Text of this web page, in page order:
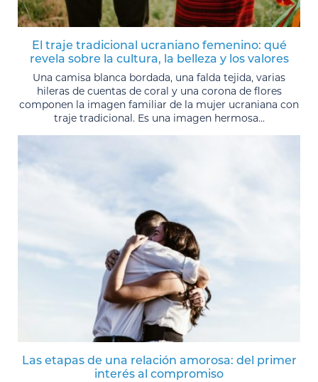
El traje tradicional ucraniano femenino: qué
revela sobre la cultura, la belleza y los valores
Una camisa blanca bordada, una falda tejida, varias
hileras de cuentas de coral y una corona de flores
componen la imagen familiar de la mujer ucraniana con
traje tradicional. Es una imagen hermosa...
Las etapas de una relación amorosa: del primer
interés al compromiso